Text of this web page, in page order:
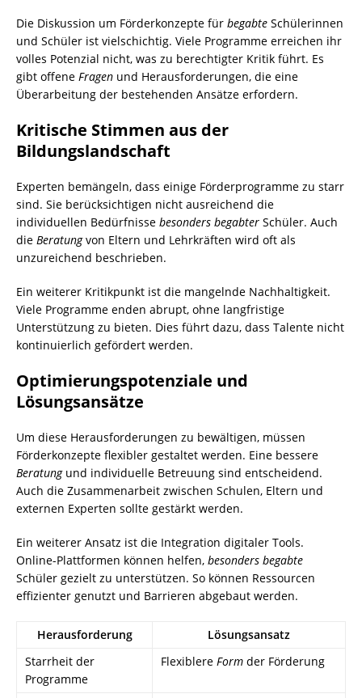
Die Diskussion um Förderkonzepte für begabte Schülerinnen
und Schüler ist vielschichtig. Viele Programme erreichen ihr
volles Potenzial nicht, was zu berechtigter Kritik führt. Es
gibt offene Fragen und Herausforderungen, die eine
Überarbeitung der bestehenden Ansätze erfordern.
Kritische Stimmen aus der
Bildungslandschaft
Experten bemängeln, dass einige Förderprogramme zu starr
sind. Sie berücksichtigen nicht ausreichend die
individuellen Bedürfnisse besonders begabter Schüler. Auch
die Beratungvon Eltern und Lehrkräften wird oft als
unzureichend beschrieben.
Ein weiterer Kritikpunkt ist die mangelnde Nachhaltigkeit.
Viele Programme enden abrupt, ohne langfristige
Unterstützung zu bieten. Dies führt dazu, dass Talente nicht
kontinuierlich gefördert werden.
Optimierungspotenziale und
Lösungsansätze
Um diese Herausforderungen zu bewältigen, müssen
Förderkonzepte flexibler gestaltet werden. Eine bessere
Beratungund individuelle Betreuung sind entscheidend.
Auch die Zusammenarbeit zwischen Schulen, Eltern und
externen Experten sollte gestärkt werden.
Ein weiterer Ansatz ist die Integration digitaler Tools.
Online-Plattformen können helfen, besonders begabte
Schüler gezielt zu unterstützen. So können Ressourcen
effizienter genutzt und Barrieren abgebaut werden.
Herausforderung
Lösungsansatz
Starrheit der
Programme
Flexiblere Form der Förderung